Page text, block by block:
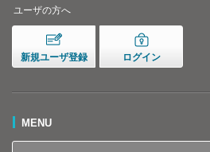
ユーザの方へ
新規ユーザ登録 ログイン
MENU